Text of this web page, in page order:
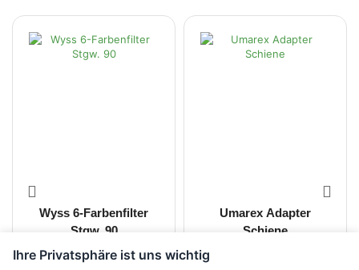
Wyss 6-Farbenfilter
Stgw. 90
Umarex Adapter
Schiene
Ihre Privatsphäre ist uns wichtig